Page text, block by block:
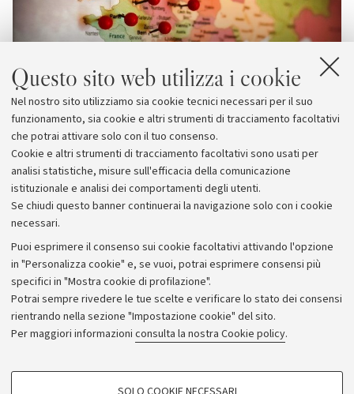
Questo sito web utilizza i cookie
Nel nostro sito utilizziamo sia cookie tecnici necessari per il suo
funzionamento, sia cookie e altri strumenti di tracciamento facoltativi
che potrai attivare solo con il tuo consenso.
Cookie e altri strumenti di tracciamento facoltativi sono usati per
analisi statistiche, misure sull'efficacia della comunicazione
istituzionale e analisi dei comportamenti degli utenti.
Se chiudi questo banner continuerai la navigazione solo con i cookie
necessari.
Puoi esprimere il consenso sui cookie facoltativi attivando l'opzione
in "Personalizza cookie" e, se vuoi, potrai esprimere consensi più
specifici in "Mostra cookie di profilazione".
Potrai sempre rivedere le tue scelte e verificare lo stato dei consensi
rientrando nella sezione "Impostazione cookie" del sito.
Per maggiori informazioni consulta la nostra Cookie policy.
COOKIE DI PROFILAZIONE - FACOLTATIVI
Archivio
Comunicati stampa
Redazione
Rassegna stampa